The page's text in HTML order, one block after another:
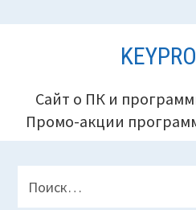
Сайт о ПК и
Промо-акции
ВЕРХНЕГО
Найти: